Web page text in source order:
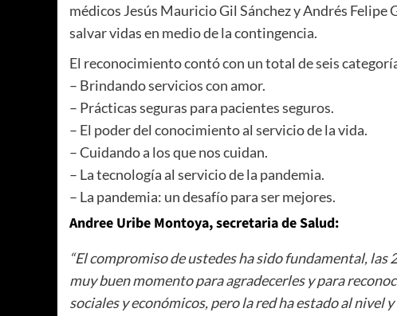
médicos Jesús Mauricio Gil Sánchez y Andrés
salvar vidas en medio de la contingencia.
El reconocimiento contó con un total de seis
– Brindando servicios con amor.
– Prácticas seguras para pacientes seguros.
– El poder del conocimiento al servicio de la vida.
– Cuidando a los que nos cuidan.
– La tecnología al servicio de la pandemia.
– La pandemia: un desafío para ser mejores.
Andree Uribe Montoya, secretaria de Salud:
“El compromiso de ustedes ha sido fundamental, las
muy buen momento para agradecerles y para
sociales y económicos, pero la red ha estado al nivel